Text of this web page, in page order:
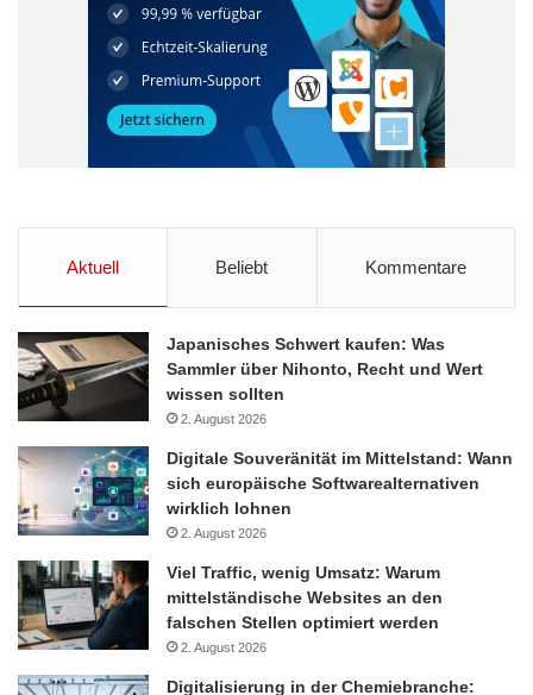
Aktuell Beliebt Kommentare
Japanisches Schwert kaufen: Was
Sammler über Nihonto, Recht und Wert
wissen sollten
2. August 2026
Digitale Souveränität im Mittelstand: Wann
sich europäische Softwarealternativen
wirklich lohnen
2. August 2026
Viel Traffic, wenig Umsatz: Warum
mittelständische Websites an den
falschen Stellen optimiert werden
2. August 2026
Digitalisierung in der Chemiebranche: